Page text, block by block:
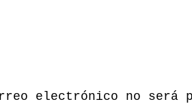
electrónico no será